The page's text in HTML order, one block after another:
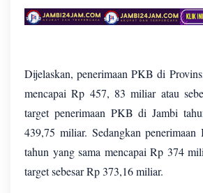
Dijelaskan, penerimaan PKB di
mencapai Rp 457, 83 miliar atau
target penerimaan PKB di Jambi
439,75 miliar. Sedangkan
tahun yang sama mencapai Rp 374
target sebesar Rp 373,16 miliar.